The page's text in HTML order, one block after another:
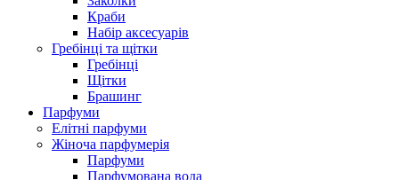
Краби
Набір аксесуарів
Гребінці та щітки
Гребінці
Щітки
Брашинг
Парфуми
Елітні парфуми
Жіноча парфумерія
Парфуми
Парфумована вода